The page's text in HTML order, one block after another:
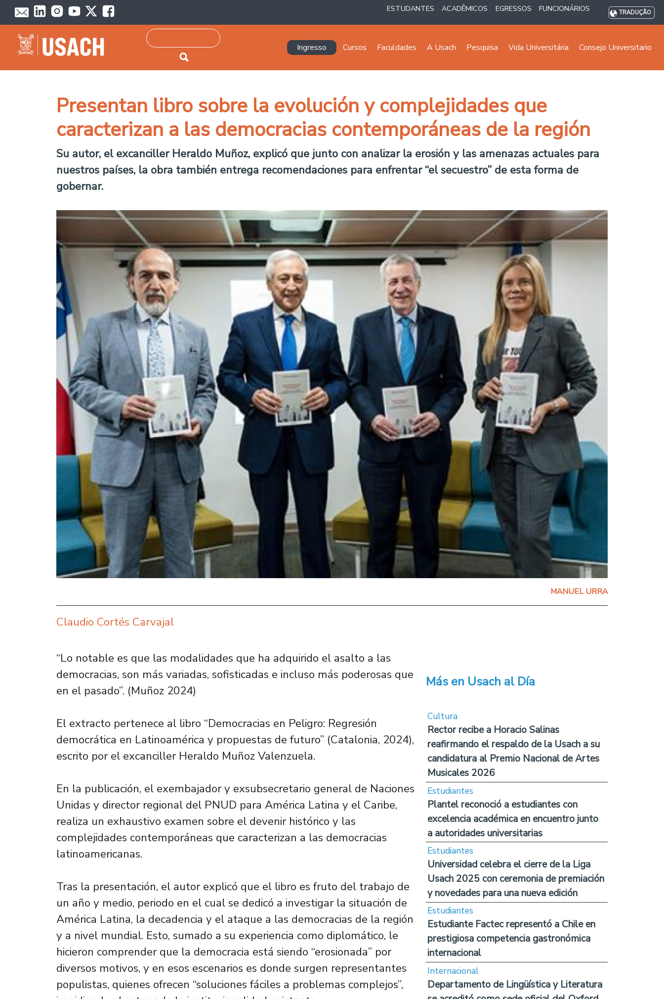
Passar para o conteúdo principal ESTUDANTES ACADÊMICOS EGRESSOS FUNCIONÁRIOS TRADUÇÃO
Pesquisar
Navegación principal
Ingresso Cursos Faculdades A Usach Pesquisa Vida Universitária Consejo Universitario
Presentan libro sobre la evolución y complejidades que
caracterizan a las democracias contemporáneas de la región
Su autor, el excanciller Heraldo Muñoz, explicó que junto con analizar la erosión y las amenazas actuales para
nuestros países, la obra también entrega recomendaciones para enfrentar “el secuestro” de esta forma de
gobernar.
MANUEL URRA
Claudio Cortés Carvajal
“Lo notable es que las modalidades que ha adquirido el asalto a las
democracias, son más variadas, sofisticadas e incluso más poderosas que
en el pasado”. (Muñoz 2024)
El extracto pertenece al libro “Democracias en Peligro: Regresión
democrática en Latinoamérica y propuestas de futuro” (Catalonia, 2024),
escrito por el excanciller Heraldo Muñoz Valenzuela.
En la publicación, el exembajador y exsubsecretario general de Naciones
Unidas y director regional del PNUD para América Latina y el Caribe,
realiza un exhaustivo examen sobre el devenir histórico y las
complejidades contemporáneas que caracterizan a las democracias
latinoamericanas.
Tras la presentación, el autor explicó que el libro es fruto del trabajo de
un año y medio, periodo en el cual se dedicó a investigar la situación de
América Latina, la decadencia y el ataque a las democracias de la región
y a nivel mundial. Esto, sumado a su experiencia como diplomático, le
hicieron comprender que la democracia está siendo “erosionada” por
diversos motivos, y en esos escenarios es donde surgen representantes
populistas, quienes ofrecen “soluciones fáciles a problemas complejos”,
Más en Usach al Día
Cultura
Rector recibe a Horacio Salinas
reafirmando el respaldo de la Usach a su
candidatura al Premio Nacional de Artes
Musicales 2026
Estudiantes
Plantel reconoció a estudiantes con
excelencia académica en encuentro junto
a autoridades universitarias
Estudiantes
Universidad celebra el cierre de la Liga
Usach 2025 con ceremonia de premiación
y novedades para una nueva edición
Estudiantes
Estudiante Factec representó a Chile en
prestigiosa competencia gastronómica
internacional
Internacional
Departamento de Lingüística y Literatura